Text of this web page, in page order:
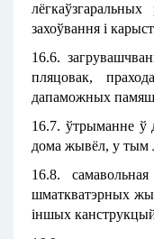
захоўвання і
16.6.
пляцовак,
дапаможных
16.7. ўтрыманне
дома жывёл, у тым
16.8.
шматкватэрных
іншых